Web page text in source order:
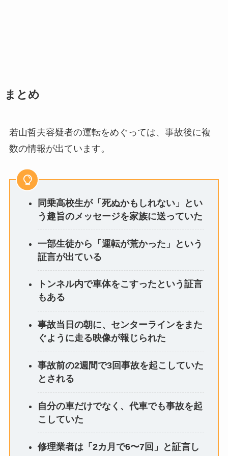
まとめ
若山哲夫容疑者の運転をめぐっては、事故後に複
数の情報が出ています。
同乗高校生が「死ぬかもしれない」とい
う趣旨のメッセージを家族に送っていた
一部生徒から「運転が荒かった」という
証言が出ている
トンネル内で車体をこすったという証言
もある
事故当日の朝に、センターラインをまた
ぐように走る映像が報じられた
事故前の2週間で3回事故を起こしていた
とされる
自分の車だけでなく、代車でも事故を起
こしていた
修理業者は「2カ月で6〜7回」と証言し